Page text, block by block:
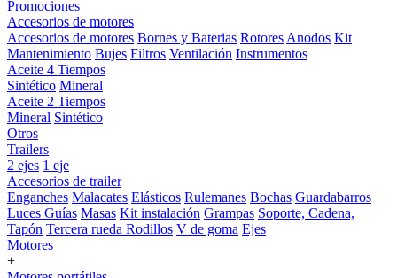
Promociones
Accesorios de motores
Accesorios de motores Bornes y Baterias Rotores Anodos Kit
Mantenimiento Bujes Filtros Ventilación Instrumentos
Aceite 4 Tiempos
Sintético Mineral
Aceite 2 Tiempos
Mineral Sintético
Otros
Trailers
2 ejes 1 eje
Accesorios de trailer
Enganches Malacates Elásticos Rulemanes Bochas Guardabarros
Luces Guías Masas Kit instalación Grampas Soporte, Cadena,
Tapón Tercera rueda Rodillos V de goma Ejes
Motores
+